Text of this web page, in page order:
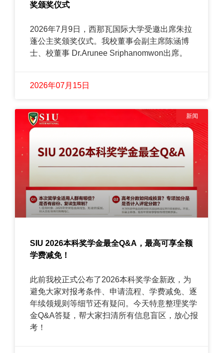
奖颁奖仪式
2026年7月9日，西那瓦国际大学受邀出席朱拉
蓬公主奖颁奖仪式。我校董事会副主席陈涵博
士、校董事 Dr.Arunee Sriphanomwon出席。
2026年07月15日
新闻
SIU 2026本科奖学金最全Q&A，最高可享全额
学费减免！
此前我校正式公布了2026本科奖学金新政，为
避免大家对报考条件、申请流程、学费减免、逐
年续领规则等细节还有疑问。今天特意整理奖学
金Q&A答疑，帮大家扫清所有信息盲区，放心报
考！